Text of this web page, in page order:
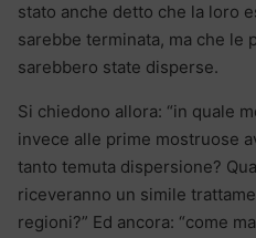
stato anche detto che la loro
sarebbe terminata, ma che le
sarebbero state disperse.
Si chiedono allora: “in quale
invece alle prime mostruose
tanto temuta dispersione?
riceveranno un simile
regioni?” Ed ancora: “come